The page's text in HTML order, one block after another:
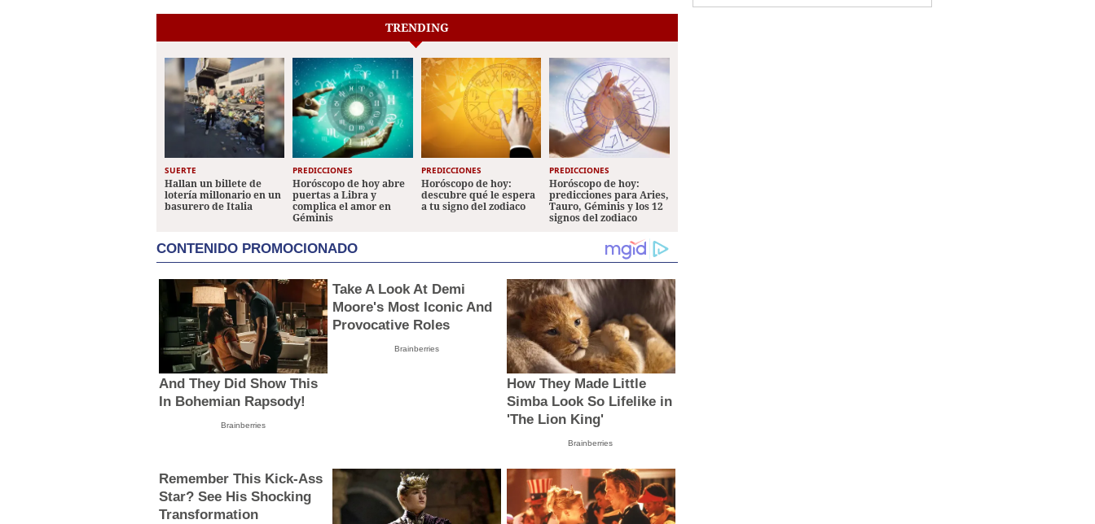
TRENDING
SUERTE
Hallan un billete de
lotería millonario en un
basurero de Italia
PREDICCIONES
Horóscopo de hoy abre
puertas a Libra y
complica el amor en
Géminis
PREDICCIONES
Horóscopo de hoy:
descubre qué le espera
a tu signo del zodiaco
PREDICCIONES
Horóscopo de hoy:
predicciones para Aries,
Tauro, Géminis y los 12
signos del zodiaco
CONTENIDO PROMOCIONADO
And They Did Show This
In Bohemian Rapsody!
Brainberries
Take A Look At Demi
Moore's Most Iconic And
Provocative Roles
Brainberries
How They Made Little
Simba Look So Lifelike in
'The Lion King'
Brainberries
Remember This Kick-Ass
Star? See His Shocking
Transformation